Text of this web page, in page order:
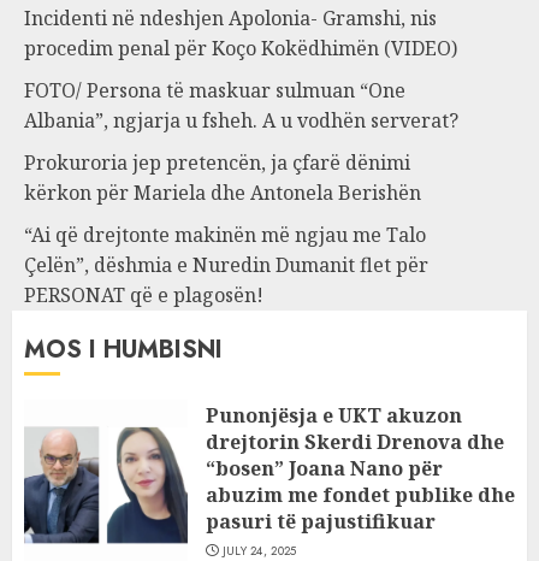
Incidenti në ndeshjen Apolonia- Gramshi, nis
procedim penal për Koço Kokëdhimën (VIDEO)
FOTO/ Persona të maskuar sulmuan “One
Albania”, ngjarja u fsheh. A u vodhën serverat?
Prokuroria jep pretencën, ja çfarë dënimi
kërkon për Mariela dhe Antonela Berishën
“Ai që drejtonte makinën më ngjau me Talo
Çelën”, dëshmia e Nuredin Dumanit flet për
PERSONAT që e plagosën!
MOS I HUMBISNI
Punonjësja e UKT akuzon
drejtorin Skerdi Drenova dhe
“bosen” Joana Nano për
abuzim me fondet publike dhe
pasuri të pajustifikuar
JULY 24, 2025